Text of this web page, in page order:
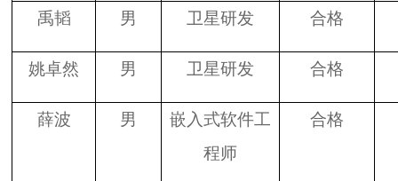
禹韬 男 卫星研发 合格
姚卓然 男 卫星研发 合格
薛波 男
嵌入式软件工
程师
合格